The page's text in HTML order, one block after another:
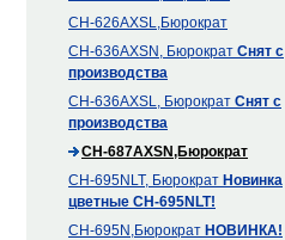
CH-626AXSL,Бюрократ
CH-636AXSN, Бюрократ Снят с
производства
CH-636AXSL, Бюрократ Снят с
производства
CH-687AXSN,Бюрократ
CH-695NLT, Бюрократ Новинка
цветные CH-695NLT!
CH-695N,Бюрократ НОВИНКА!